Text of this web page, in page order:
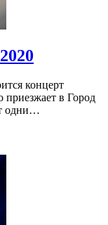
концерт
в Город
одни…